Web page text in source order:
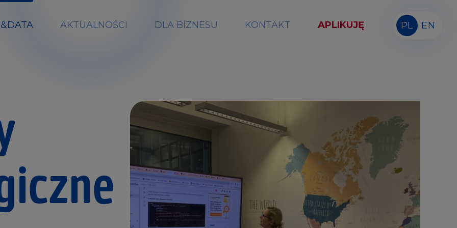
AKTUALNOŚCI DLA BIZNESU KONTAKT APLIKUJĘ PL EN